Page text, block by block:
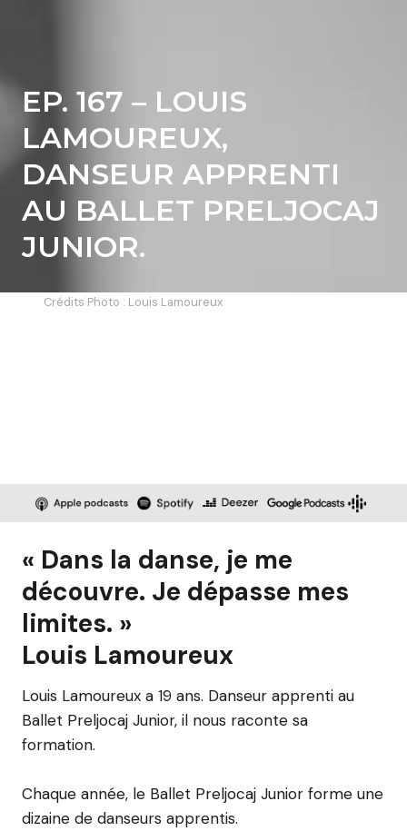
EP. 167 – LOUIS
LAMOUREUX,
DANSEUR APPRENTI
AU BALLET PRELJOCAJ
JUNIOR.
Crédits Photo : Louis Lamoureux
« Dans la danse, je me
découvre. Je dépasse mes
limites. »
Louis Lamoureux
Louis Lamoureux a 19 ans. Danseur apprenti au
Ballet Preljocaj Junior, il nous raconte sa
formation.
Chaque année, le Ballet Preljocaj Junior forme une
dizaine de danseurs apprentis.